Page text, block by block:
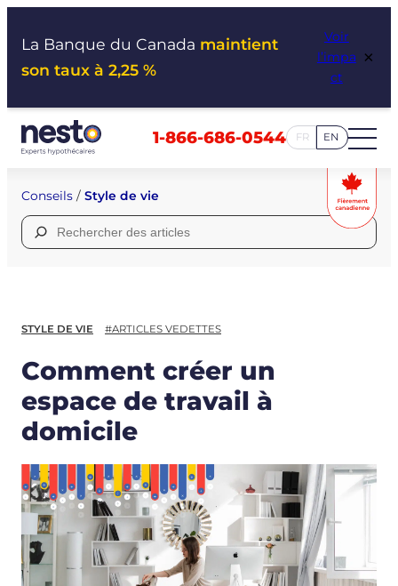
La Banque du Canada maintient
son taux à 2,25 %
Voir
l’impa
ct
×
1-866-686-0544 FR EN
Conseils / Style de vie
Rechercher :
STYLE DE VIE #ARTICLES VEDETTES
Comment créer un
espace de travail à
domicile